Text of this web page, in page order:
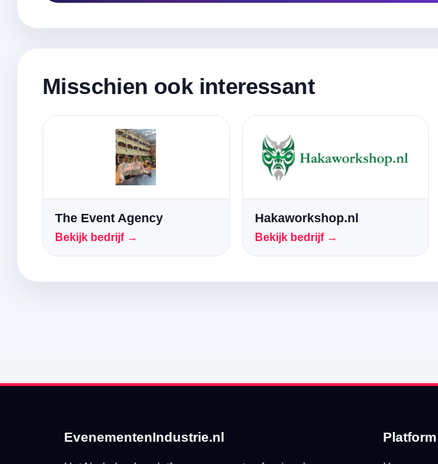
Misschien ook interessant
The Event Agency
Bekijk bedrijf →
Hakaworkshop.nl
Bekijk bedrijf →
EvenementenIndustrie.nl Platform